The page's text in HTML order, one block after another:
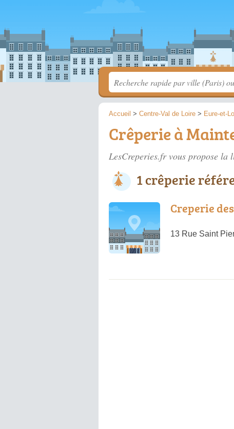
Accueil > Centre-Val de Loire > Eure-et-
Crêperie à
LesCreperies.fr vous propose la
1 crêperie
Creperie
13 Rue Saint